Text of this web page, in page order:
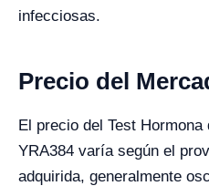
infecciosas.
Precio del
El precio del Test
YRA384 varía según el
adquirida, generalmente